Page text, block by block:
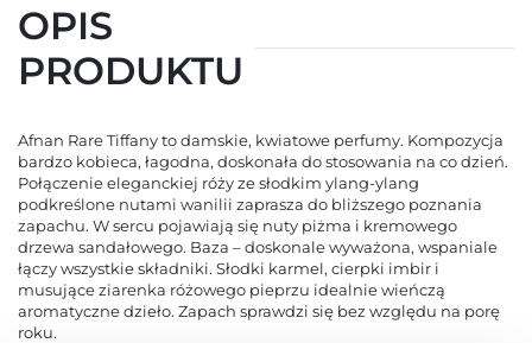
OPIS
PRODUKTU
Afnan Rare Tiffany to damskie, kwiatowe perfumy. Kompozycja
bardzo kobieca, łagodna, doskonała do stosowania na co dzień.
Połączenie eleganckiej róży ze słodkim ylang-ylang
podkreślone nutami wanilii zaprasza do bliższego poznania
zapachu. W sercu pojawiają się nuty piżma i kremowego
drzewa sandałowego. Baza – doskonale wyważona, wspaniale
łączy wszystkie składniki. Słodki karmel, cierpki imbir i
musujące ziarenka różowego pieprzu idealnie wieńczą
aromatyczne dzieło. Zapach sprawdzi się bez względu na porę
roku.